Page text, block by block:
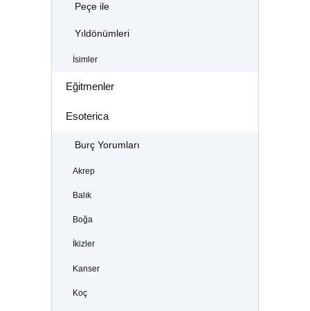
Peçe ile
Yıldönümleri
İsimler
Eğitmenler
Esoterica
Burç Yorumları
Akrep
Balık
Boğa
İkizler
Kanser
Koç